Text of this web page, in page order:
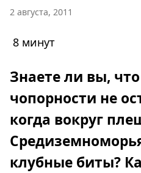
2 августа, 2011
8 минут
Знаете ли вы,
чопорности не
когда вокруг
клубные биты?